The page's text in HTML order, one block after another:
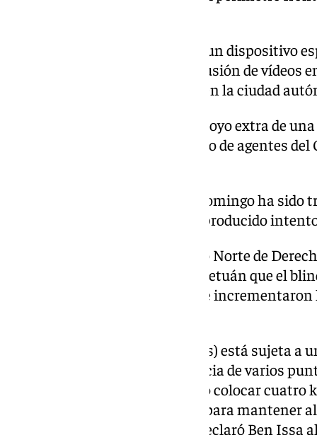
La Guardia Civil ha desplegado un dispositivo
activara una alarma ante la difusión de vídeos
organizar una entrada masiva en la ciudad
La Benemérita cuenta con el apoyo extra de
helicóptero y un elevado número de agentes del
Aunque la madrugada de este domingo ha
localidad de Castillejos se han producido
El responsable del Observatorio Norte de
Issa, explicó el sábado a Press Tetuán que el
producirse en agosto, cuando se
«La ciudad de Fnideq (Castillejos) está sujeta
seguridad, además de la presencia de varios
de seguridad no han descuidado colocar
a lo largo de la playa de. Fnideq para mantener
con una migración irregular», declaró Ben Issa